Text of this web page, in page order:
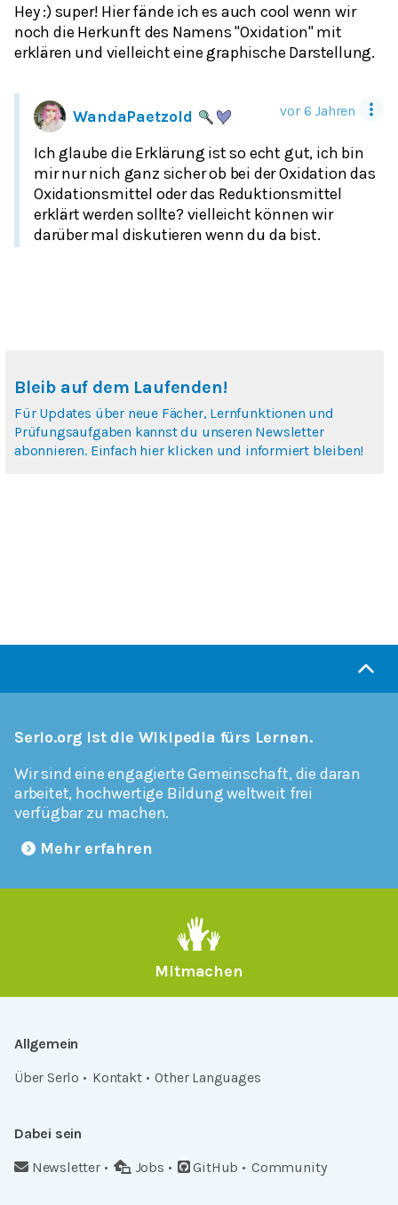
Hey :) super! Hier fände ich es auch cool wenn wir
noch die Herkunft des Namens "Oxidation" mit
erklären und vielleicht eine graphische Darstellung.
WandaPaetzold vor 6 Jahren
Ich glaube die Erklärung ist so echt gut, ich bin
mir nur nich ganz sicher ob bei der Oxidation das
Oxidationsmittel oder das Reduktionsmittel
erklärt werden sollte? vielleicht können wir
darüber mal diskutieren wenn du da bist.
Bleib auf dem Laufenden!
Für Updates über neue Fächer, Lernfunktionen und
Prüfungsaufgaben kannst du unseren Newsletter
abonnieren. Einfach hier klicken und informiert bleiben!
Serlo.org ist die Wikipedia fürs Lernen.
Wir sind eine engagierte Gemeinschaft, die daran
arbeitet, hochwertige Bildung weltweit frei
verfügbar zu machen.
Mehr erfahren
Mitmachen
Allgemein
Über Serlo
Kontakt Other Languages
Dabei sein
Newsletter
Jobs GitHub Community